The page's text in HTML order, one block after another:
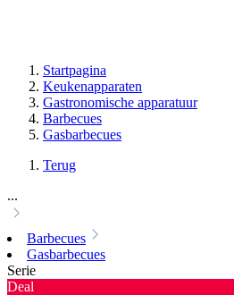
Startpagina
Keukenapparaten
Gastronomische apparatuur
Barbecues
Gasbarbecues
Terug
...
Barbecues
Gasbarbecues
Serie
Deal